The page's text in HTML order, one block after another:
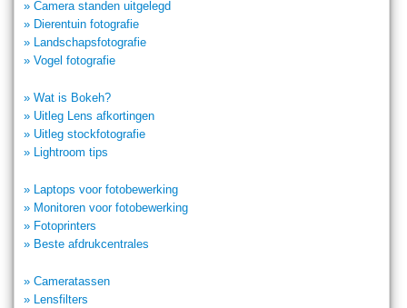
» Camera standen uitgelegd
» Dierentuin fotografie
» Landschapsfotografie
» Vogel fotografie
» Wat is Bokeh?
» Uitleg Lens afkortingen
» Uitleg stockfotografie
» Lightroom tips
» Laptops voor fotobewerking
» Monitoren voor fotobewerking
» Fotoprinters
» Beste afdrukcentrales
» Cameratassen
» Lensfilters